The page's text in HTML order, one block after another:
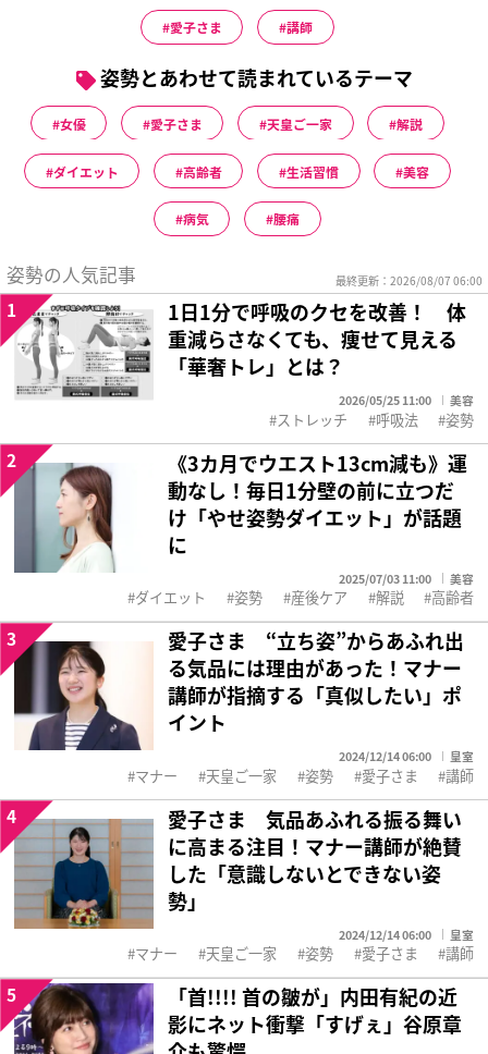
愛子さま 講師
姿勢とあわせて読まれているテーマ
女優 愛子さま 天皇ご一家 解説
ダイエット 高齢者 生活習慣 美容
病気 腰痛
姿勢の人気記事 最終更新：2026/08/07 06:00
1日1分で呼吸のクセを改善！ 体
重減らさなくても、痩せて見える
「華奢トレ」とは？
2026/05/25 11:00 美容
1
ストレッチ 呼吸法 姿勢
《3カ月でウエスト13cm減も》運
動なし！毎日1分壁の前に立つだ
け「やせ姿勢ダイエット」が話題
に
2025/07/03 11:00 美容
2
ダイエット 姿勢 産後ケア 解説 高齢者
愛子さま “立ち姿”からあふれ出
る気品には理由があった！マナー
講師が指摘する「真似したい」ポ
イント
2024/12/14 06:00 皇室
3
マナー 天皇ご一家 姿勢 愛子さま 講師
愛子さま 気品あふれる振る舞い
に高まる注目！マナー講師が絶賛
した「意識しないとできない姿
勢」
2024/12/14 06:00 皇室
4
マナー 天皇ご一家 姿勢 愛子さま 講師
「首!!︎!!︎ 首の皺が」内田有紀の近
影にネット衝撃「すげぇ」谷原章
5